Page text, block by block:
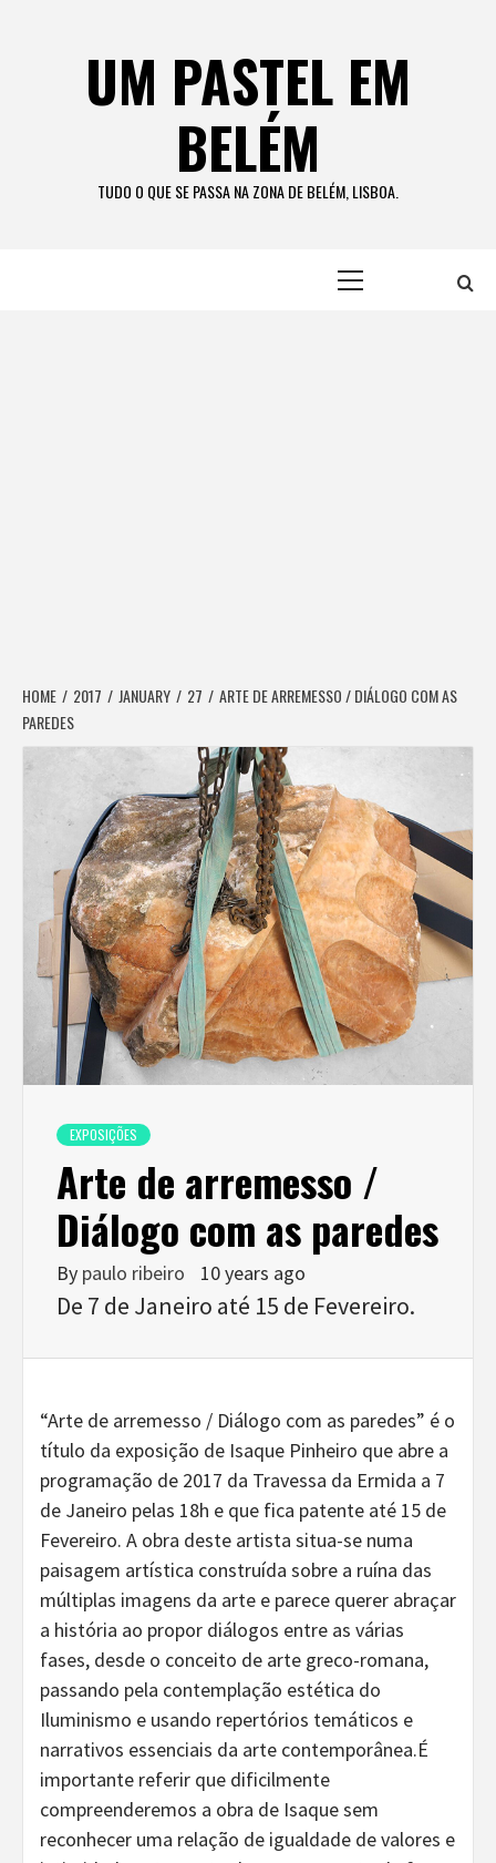
UM PASTEL EM
BELÉM
TUDO O QUE SE PASSA NA ZONA DE BELÉM, LISBOA.
HOME 2017 JANUARY 27
ARTE DE ARREMESSO / DIÁLOGO COM AS
PAREDES
EXPOSIÇÕES
Arte de arremesso /
Diálogo com as paredes
By paulo ribeiro 10 years ago
De 7 de Janeiro até 15 de Fevereiro.
“Arte de arremesso / Diálogo com as paredes” é o
título da exposição de Isaque Pinheiro que abre a
programação de 2017 da Travessa da Ermida a 7
de Janeiro pelas 18h e que fica patente até 15 de
Fevereiro. A obra deste artista situa-se numa
paisagem artística construída sobre a ruína das
múltiplas imagens da arte e parece querer abraçar
a história ao propor diálogos entre as várias
fases, desde o conceito de arte greco-romana,
passando pela contemplação estética do
Iluminismo e usando repertórios temáticos e
narrativos essenciais da arte contemporânea.É
importante referir que dificilmente
compreenderemos a obra de Isaque sem
reconhecer uma relação de igualdade de valores e